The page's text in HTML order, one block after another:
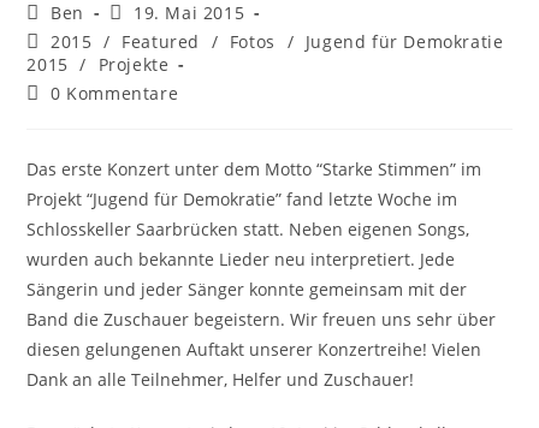
Ben
19. Mai 2015
2015 / Featured / Fotos / Jugend für Demokratie
2015 /
Projekte
0 Kommentare
Das erste Konzert unter dem Motto “Starke Stimmen” im
Projekt “Jugend für Demokratie” fand letzte Woche im
Schlosskeller Saarbrücken statt. Neben eigenen Songs,
wurden auch bekannte Lieder neu interpretiert. Jede
Sängerin und jeder Sänger konnte gemeinsam mit der
Band die Zuschauer begeistern. Wir freuen uns sehr über
diesen gelungenen Auftakt unserer Konzertreihe! Vielen
Dank an alle Teilnehmer, Helfer und Zuschauer!